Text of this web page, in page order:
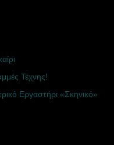
Τέχνης!
Εργαστήρι «Σκηνικό»